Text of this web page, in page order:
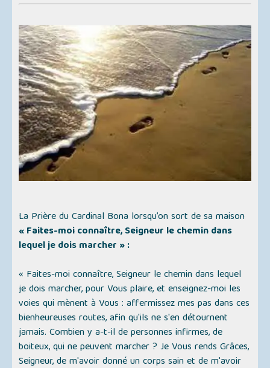
La Prière du Cardinal Bona lorsqu’on sort de sa maison
« Faites-moi connaître, Seigneur le chemin dans
lequel je dois marcher » :
« Faites-moi connaître, Seigneur le chemin dans lequel
je dois marcher, pour Vous plaire, et enseignez-moi les
voies qui mènent à Vous : affermissez mes pas dans ces
bienheureuses routes, afin qu'ils ne s'en détournent
jamais. Combien y a-t-il de personnes infirmes, de
boiteux, qui ne peuvent marcher ? Je Vous rends Grâces,
Seigneur, de m'avoir donné un corps sain et de m'avoir